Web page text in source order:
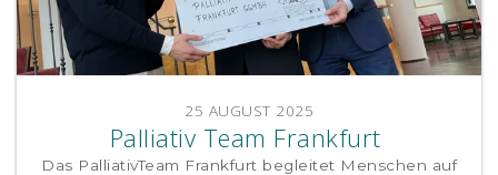
25 AUGUST 2025
Palliativ Team Frankfurt
Das PalliativTeam Frankfurt begleitet Menschen auf